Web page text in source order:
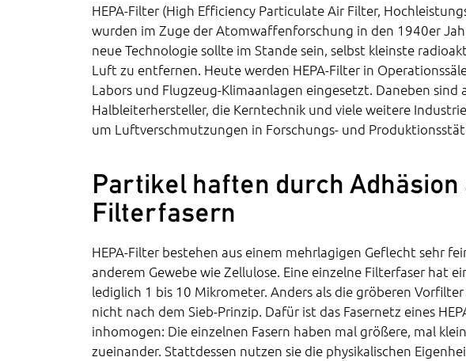
HEPA-Filter (High Efficiency Particulate Air Filter,
wurden im Zuge der Atomwaffenforschung in den 1940er
neue Technologie sollte im Stande sein, selbst kleinste
Luft zu entfernen. Heute werden HEPA-Filter in
Labors und Flugzeug-Klimaanlagen eingesetzt. Daneben sind
Halbleiterhersteller, die Kerntechnik und viele weitere
um Luftverschmutzungen in Forschungs- und
Partikel haften durch Adhäsion
Filterfasern
HEPA-Filter bestehen aus einem mehrlagigen Geflecht sehr
anderem Gewebe wie Zellulose. Eine einzelne Filterfaser hat
lediglich 1 bis 10 Mikrometer. Anders als die gröberen
nicht nach dem Sieb-Prinzip. Dafür ist das Fasernetz eines
inhomogen: Die einzelnen Fasern haben mal größere, mal
zueinander. Stattdessen nutzen sie die physikalischen